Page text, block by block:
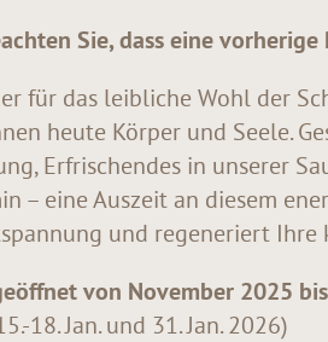
Sie, dass eine
für das leibliche Wohl der
heute Körper und Seele.
Erfrischendes in unserer
– eine Auszeit an diesem
und regeneriert
von November 2025
18. Jan. und 31. Jan. 2026)